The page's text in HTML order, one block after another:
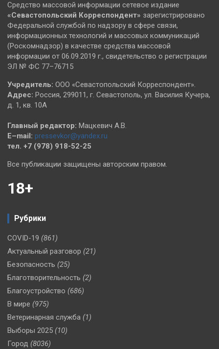
Средство массовой информации сетевое издание
«Севастопольский Корреспондент» зарегистрировано
Федеральной службой по надзору в сфере связи,
информационных технологий и массовых коммуникаций
(Роскомнадзор) в качестве средства массовой
информации от 06.09.2019 г., свидетельство о регистрации
ЭЛ № ФС 77–76715
Учредитель: ООО «Севастопольский Корреспондент».
Адрес: Россия, 299011, г. Севастополь, ул. Василия Кучера,
д. 1, кв. 10А
Главный редактор: Мацкевич А.В.
E–mail: pressevkor@yandex.ru
тел. +7 (978) 918-52-25
Все публикации защищены авторским правом.
18+
Рубрики
COVID-19 (861)
Актуальный разговор (21)
Безопасность (25)
Благотворительность (2)
Благоустройство (686)
В мире (975)
Ветеринарная служба (1)
Выборы 2025 (10)
Город (8036)